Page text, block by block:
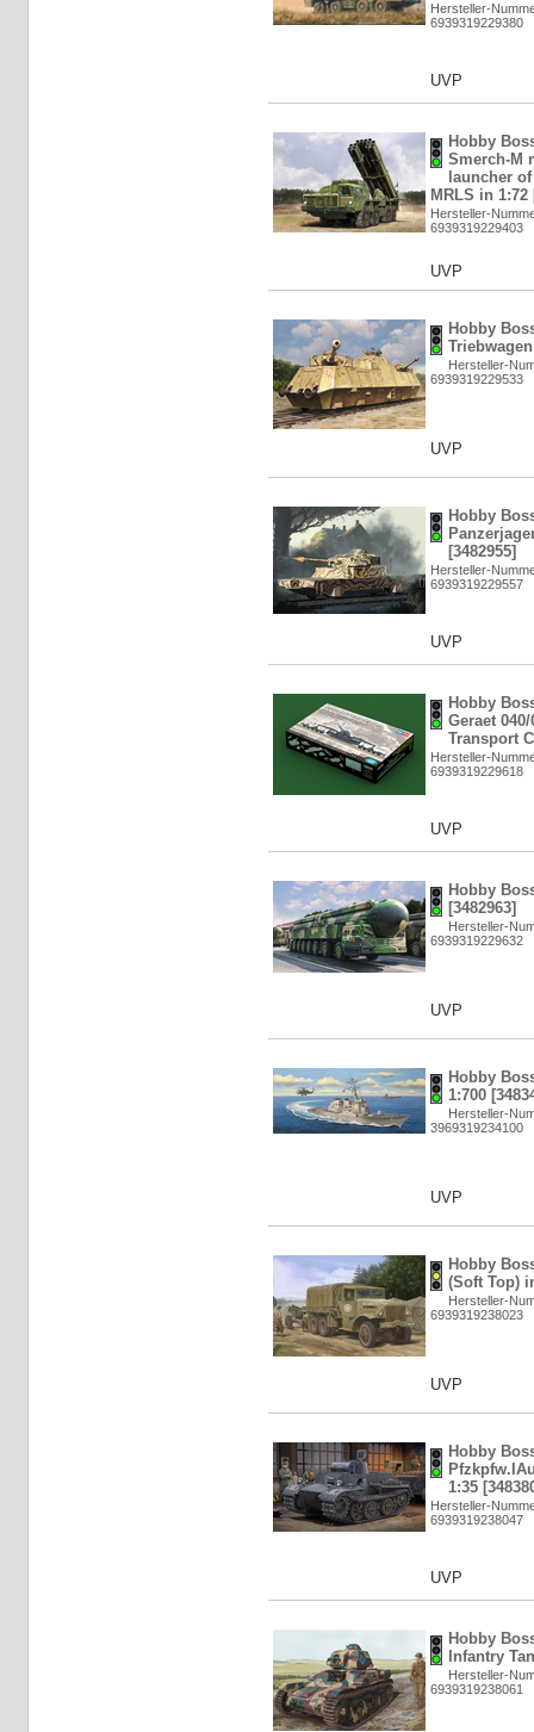
Hersteller-
6939319229380
UVP
Hobby
Smerch-M
launcher
MRLS in 1:72
Hersteller-
6939319229403
UVP
Hobby
Hersteller-
6939319229533
UVP
Hobby
[3482955]
Hersteller-
6939319229557
UVP
Hobby
Geraet
Transport
Hersteller-
6939319229618
UVP
Hobby
[3482963]
Hersteller-
6939319229632
UVP
Hobby
1:700
Hersteller-
3969319234100
UVP
Hobby
(Soft Top)
Hersteller-
6939319238023
UVP
Hobby
1:35
Hersteller-
6939319238047
UVP
Hobby
Infantry
Hersteller-
6939319238061